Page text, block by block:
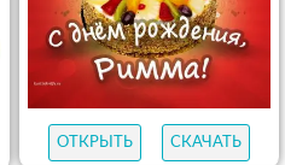
ОТКРЫТЬ СКАЧАТЬ